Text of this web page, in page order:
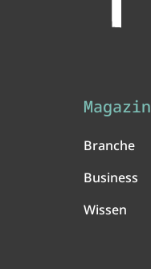
Magazin
Branche
Business
Wissen